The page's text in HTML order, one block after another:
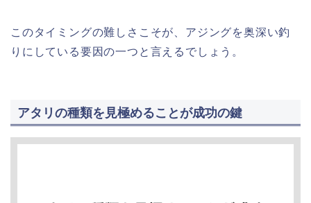
このタイミングの難しさこそが、アジングを奥深い釣
りにしている要因の一つと言えるでしょう。
アタリの種類を見極めることが成功の鍵